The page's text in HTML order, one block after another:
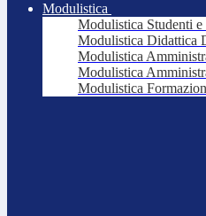
Modulistica
Modulistica Studenti
Modulistica Didattica
Modulistica
Modulistica
Modulistica